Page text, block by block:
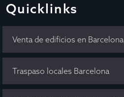
Quicklinks
Venta de edificios en Barcelona
Traspaso locales Barcelona